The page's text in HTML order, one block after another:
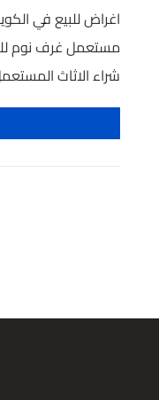
اغراض للبيع في
مستعمل غرف نوم
شراء الاثاث